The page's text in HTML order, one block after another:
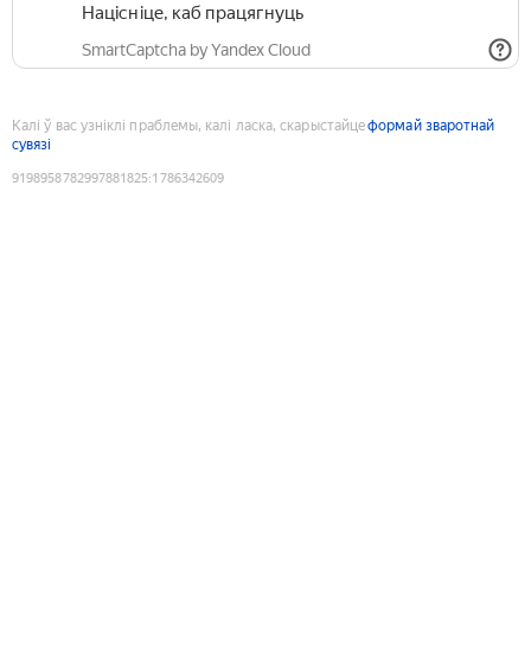
Націсніце, каб працягнуць
SmartCaptcha by Yandex Cloud
Калі ў вас узніклі праблемы, калі ласка, скарыстайцеформай зваротнай
сувязі
9198958782997881825:1786342609